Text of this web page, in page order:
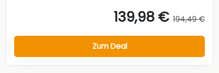
139,98 € 194,49 €
Zum Deal